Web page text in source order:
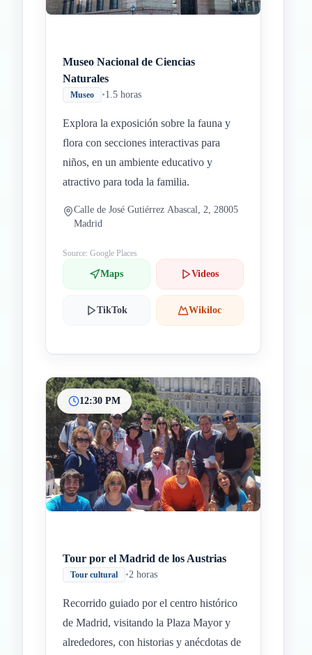
Museo Nacional de Ciencias
Naturales
Museo •1.5 horas
Explora la exposición sobre la fauna y
flora con secciones interactivas para
niños, en un ambiente educativo y
atractivo para toda la familia.
Calle de José Gutiérrez Abascal, 2, 28005
Madrid
Source: Google Places
Maps Videos
TikTok Wikiloc
12:30 PM
Tour por el Madrid de los Austrias
Tour cultural •2 horas
Recorrido guiado por el centro histórico
de Madrid, visitando la Plaza Mayor y
alrededores, con historias y anécdotas de